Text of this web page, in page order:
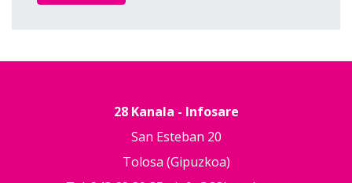
28 Kanala - Infosare
San Esteban 20
Tolosa (Gipuzkoa)